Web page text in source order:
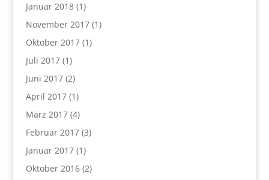
Januar 2018(1)
November 2017(1)
Oktober 2017(1)
Juli 2017(1)
Juni 2017(2)
April 2017(1)
März 2017(4)
Februar 2017(3)
Januar 2017(1)
Oktober 2016(2)